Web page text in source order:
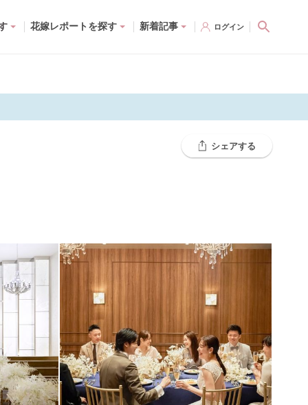
花嫁レポートを探す 新着記事 ログイン
シェアする